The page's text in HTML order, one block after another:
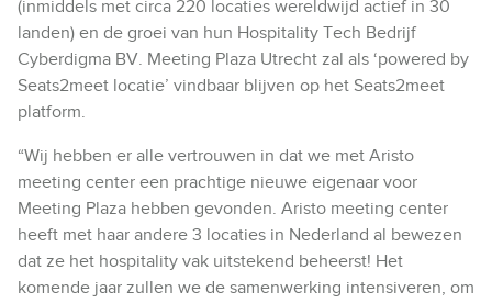
(inmiddels met circa 220 locaties wereldwijd actief in 30
landen) en de groei van hun Hospitality Tech Bedrijf
Cyberdigma BV. Meeting Plaza Utrecht zal als ‘powered by
Seats2meet locatie’ vindbaar blijven op het Seats2meet
platform.
“Wij hebben er alle vertrouwen in dat we met Aristo
meeting center een prachtige nieuwe eigenaar voor
Meeting Plaza hebben gevonden. Aristo meeting center
heeft met haar andere 3 locaties in Nederland al bewezen
dat ze het hospitality vak uitstekend beheerst! Het
komende jaar zullen we de samenwerking intensiveren, om